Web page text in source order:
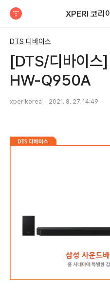
XPERI 코리
DTS 디바이스
[DTS/디바이스
HW-Q950A
xperikorea 2021. 8. 27. 14:49